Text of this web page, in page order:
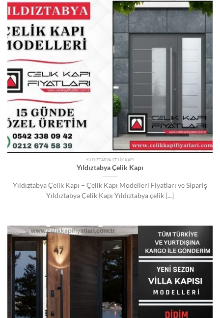
YILDIZTABYA ÇELIK KAPI
Yıldıztabya Çelik Kapı
Yıldıztabya Çelik Kapı – Çelik Kapı Modelleri Fiyatları ve Sipariş
Yıldıztabya Çelik Kapı Yıldıztabya çelik [...]